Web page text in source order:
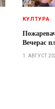
КУЛТУРА
Вечерас
1. АВГУСТ